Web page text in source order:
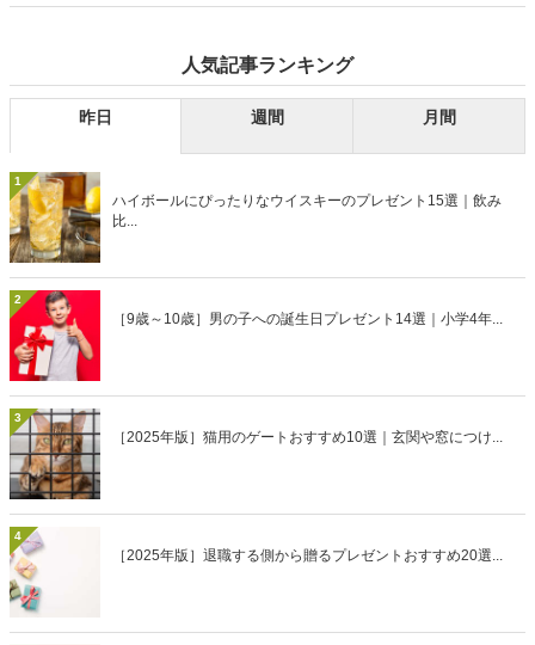
人気記事ランキング
昨日 週間 月間
1
ハイボールにぴったりなウイスキーのプレゼント15選｜飲み
比...
2
［9歳～10歳］男の子への誕生日プレゼント14選｜小学4年...
3
［2025年版］猫用のゲートおすすめ10選｜玄関や窓につけ...
4
［2025年版］退職する側から贈るプレゼントおすすめ20選...